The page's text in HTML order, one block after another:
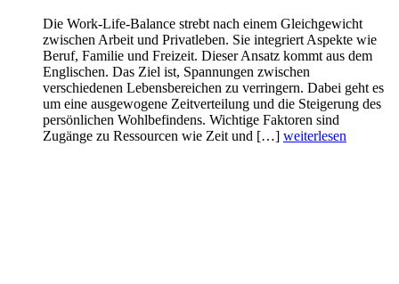
Die Work-Life-Balance strebt nach einem Gleichgewicht
zwischen Arbeit und Privatleben. Sie integriert Aspekte wie
Beruf, Familie und Freizeit. Dieser Ansatz kommt aus dem
Englischen. Das Ziel ist, Spannungen zwischen
verschiedenen Lebensbereichen zu verringern. Dabei geht es
um eine ausgewogene Zeitverteilung und die Steigerung des
persönlichen Wohlbefindens. Wichtige Faktoren sind
Zugänge zu Ressourcen wie Zeit und […] weiterlesen